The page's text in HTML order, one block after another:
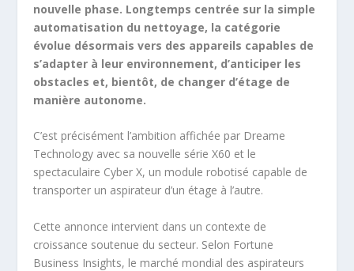
nouvelle phase. Longtemps centrée sur la simple
automatisation du nettoyage, la catégorie
évolue désormais vers des appareils capables de
s’adapter à leur environnement, d’anticiper les
obstacles et, bientôt, de changer d’étage de
manière autonome.
C’est précisément l’ambition affichée par Dreame
Technology avec sa nouvelle série X60 et le
spectaculaire Cyber X, un module robotisé capable de
transporter un aspirateur d’un étage à l’autre.
Cette annonce intervient dans un contexte de
croissance soutenue du secteur. Selon Fortune
Business Insights, le marché mondial des aspirateurs